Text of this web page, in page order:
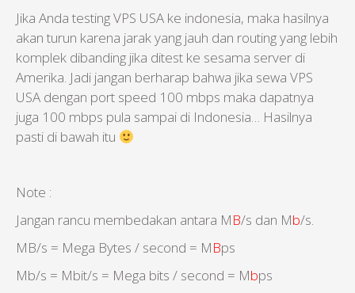
Jika Anda testing VPS USA ke indonesia, maka hasilnya
akan turun karena jarak yang jauh dan routing yang lebih
komplek dibanding jika ditest ke sesama server di
Amerika. Jadi jangan berharap bahwa jika sewa VPS
USA dengan port speed 100 mbps maka dapatnya
juga 100 mbps pula sampai di Indonesia… Hasilnya
pasti di bawah itu
Note :
Jangan rancu membedakan antara MB/s dan Mb/s.
MB/s = Mega Bytes / second = MBps
Mb/s = Mbit/s = Mega bits / second = Mbps